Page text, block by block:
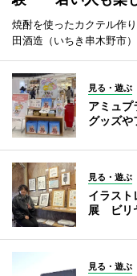
焼酎を使ったカクテル作
田酒造（いちき串木野市
見る・遊ぶ
アミュ
グッズや
見る・遊ぶ
イラスト
展 ビリ
見る・遊ぶ